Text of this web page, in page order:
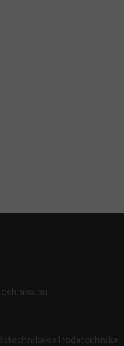
és Irodatechnika